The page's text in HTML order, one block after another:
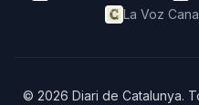
La Voz
© 2026 Diari de Catalunya.